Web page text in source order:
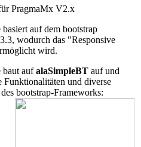
PragmaMx V2.x
basiert auf dem bootstrap
wodurch das "Responsive
wird.
baut aufalaSimpleBT auf und
Funktionalitäten und diverse
bootstrap-Frameworks: